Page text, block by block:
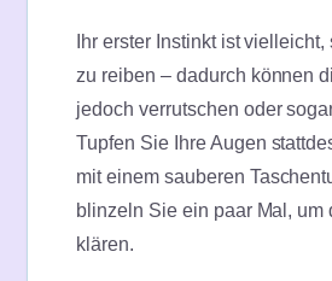
Ihr erster Instinkt ist
zu reiben – dadurch können
jedoch verrutschen oder
Tupfen Sie Ihre Augen
mit einem sauberen
blinzeln Sie ein paar Mal, um
klären.